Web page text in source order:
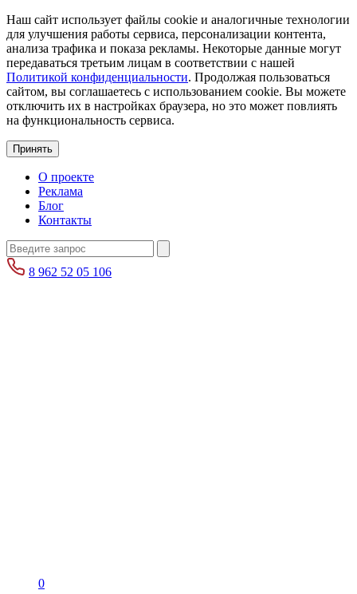
Наш сайт использует файлы cookie и аналогичные технологии
для улучшения работы сервиса, персонализации контента,
анализа трафика и показа рекламы. Некоторые данные могут
передаваться третьим лицам в соответствии с нашей
Политикой конфиденциальности. Продолжая пользоваться
сайтом, вы соглашаетесь с использованием cookie. Вы можете
отключить их в настройках браузера, но это может повлиять
на функциональность сервиса.
Принять
О проекте
Реклама
Блог
Контакты
8 962 52 05 106
0